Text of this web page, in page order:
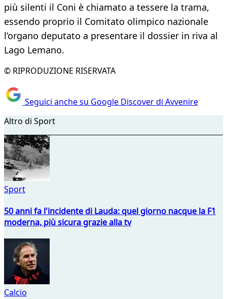
più silenti il Coni è chiamato a tessere la trama,
essendo proprio il Comitato olimpico nazionale
l’organo deputato a presentare il dossier in riva al
Lago Lemano.
© RIPRODUZIONE RISERVATA
Seguici anche su Google Discover di Avvenire
Altro di Sport
Sport
50 anni fa l'incidente di Lauda: quel giorno nacque la F1
moderna, più sicura grazie alla tv
Calcio